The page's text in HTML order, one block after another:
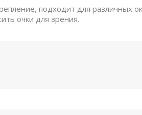
подходит для различных
очки для зрения.